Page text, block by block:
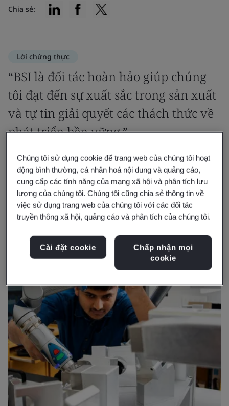
Chia sẻ:
Lời chứng thực
“BSI là đối tác hoàn hảo giúp chúng
tôi đạt đến sự xuất sắc trong sản xuất
và tự tin giải quyết các thách thức về
phát triển bền vững.”
Dheeraj Khanna
Tổng Giám đốc Cấp cao – QA, Roop Automotives Ltd
Chúng tôi sử dụng cookie để trang web của chúng tôi hoạt
động bình thường, cá nhân hoá nội dung và quảng cáo,
cung cấp các tính năng của mạng xã hội và phân tích lưu
lượng của chúng tôi. Chúng tôi cũng chia sẻ thông tin về
việc sử dụng trang web của chúng tôi với các đối tác
truyền thông xã hội, quảng cáo và phân tích của chúng tôi.
Cài đặt cookie
Chấp nhận mọi
cookie